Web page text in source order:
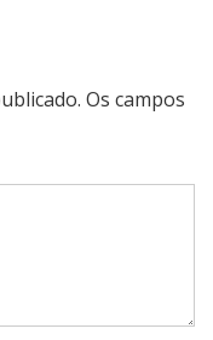
Os campos